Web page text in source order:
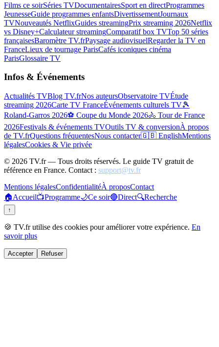
Films ce soirSéries TVDocumentairesSport en directProgrammes
JeunesseGuide programmes enfantsDivertissementJournaux
TVNouveautés NetflixGuides streamingPrix streaming 2026Netflix
vs Disney+Calculateur streamingComparatif box TVTop 50 séries
françaisesBaromètre TV.frPaysage audiovisuelRegarder la TV en
FranceLieux de tournage ParisCafés iconiques cinéma
ParisGlossaire TV
Infos & Événements
Actualités TVBlog TV.frNos auteursObservatoire TVÉtude
streaming 2026Carte TV FranceÉvénements culturels TV🎾
Roland-Garros 2026⚽ Coupe du Monde 2026🚴 Tour de France
2026Festivals & événements TVOutils TV & conversionÀ propos
de TV.frQuestions fréquentesNous contacter🇬🇧 EnglishMentions
légalesCookies & Vie privée
© 2026 TV.fr — Tous droits réservés. Le guide TV gratuit de
référence en France. Contact : support@tv.fr
Mentions légalesConfidentialitéÀ proposContact
🏠Accueil📺Programme🌙Ce soir🔴Direct🔍Recherche
↑
🍪 TV.fr utilise des cookies pour améliorer votre expérience. En
savoir plus
Accepter Refuser